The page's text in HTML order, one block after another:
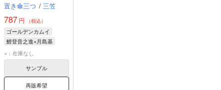
置き傘三つ / 三笠
787 円 （税込）
ゴールデンカムイ
鯉登音之進×月島基
鯉登音之進
×：在庫なし
サンプル
再販希望